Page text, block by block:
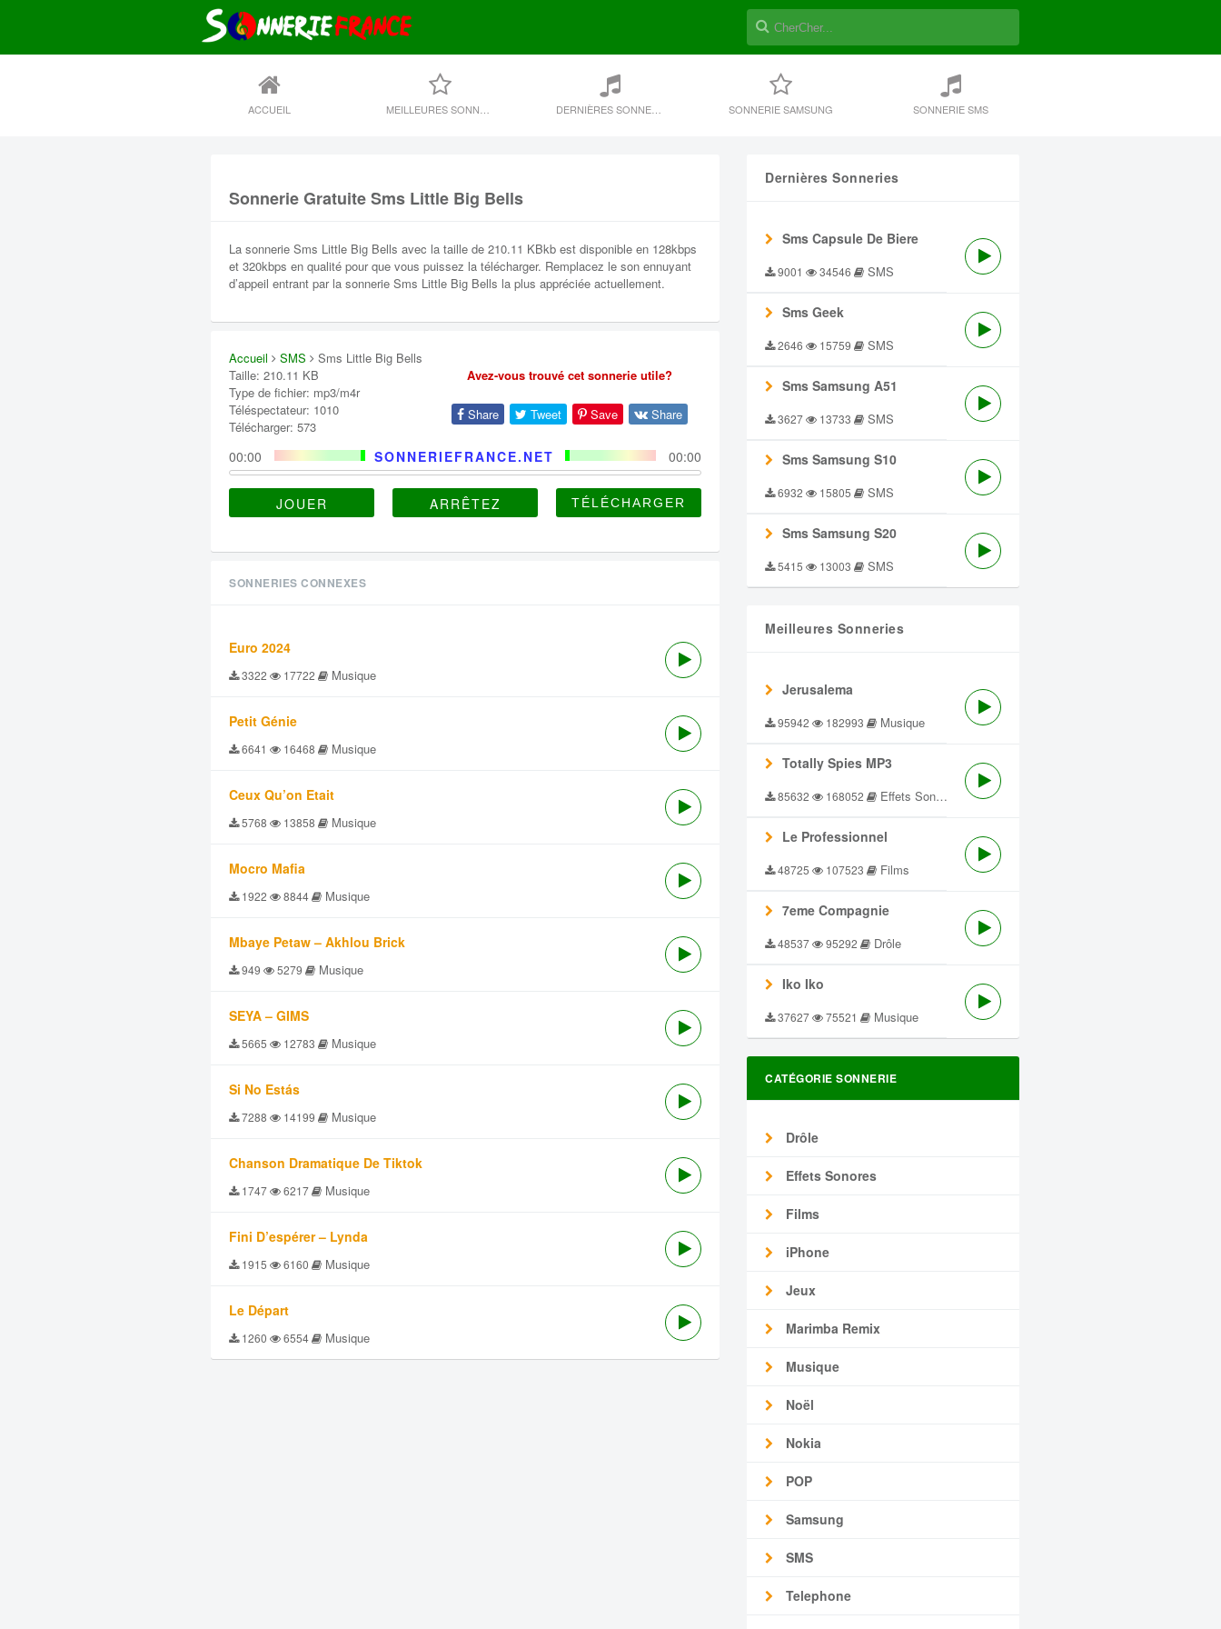
ACCUEIL SONNERIE SAMSUNG SONNERIE SMS
Sonnerie Gratuite Sms Little Big Bells
La sonnerie Sms Little Big Bells avec la taille de 210.11 KBkb est disponible en 128kbps
et 320kbps en qualité pour que vous puissez la télécharger. Remplacez le son ennuyant
d’appeil entrant par la sonnerie Sms Little Big Bells la plus appréciée actuellement.
Accueil SMS
Sms Little Big Bells
Taille: 210.11 KB
Type de fichier: mp3/m4r
Téléspectateur: 1010
Télécharger: 573
Avez-vous trouvé cet sonnerie utile?
Share Tweet Save Share
SONNERIEFRANCE.NET
00:00 00:00
JOUER ARRÊTEZ
Dernières Sonneries
Sms Capsule De Biere
9001 34546 SMS
Sms Geek
2646 15759 SMS
Sms Samsung A51
3627 13733 SMS
Sms Samsung S10
6932 15805 SMS
Sms Samsung S20
5415 13003 SMS
Meilleures Sonneries
Jerusalema
95942 182993 Musique
Totally Spies MP3
85632 168052 Effets Sonores
Le Professionnel
48725 107523 Films
7eme Compagnie
48537 95292 Drôle
Iko Iko
37627 75521 Musique
CATÉGORIE SONNERIE
Drôle
Effets Sonores
Films
iPhone
Jeux
Marimba Remix
Musique
Noël
Nokia
POP
Samsung
SMS
Telephone
SONNERIES CONNEXES
Euro 2024
3322 17722 Musique
Petit Génie
6641 16468 Musique
Ceux Qu’on Etait
5768 13858 Musique
Mocro Mafia
1922 8844 Musique
Mbaye Petaw – Akhlou Brick
949 5279 Musique
SEYA – GIMS
5665 12783 Musique
Si No Estás
7288 14199 Musique
Chanson Dramatique De Tiktok
1747 6217 Musique
Fini D’espérer – Lynda
1915 6160 Musique
Le Départ
1260 6554 Musique